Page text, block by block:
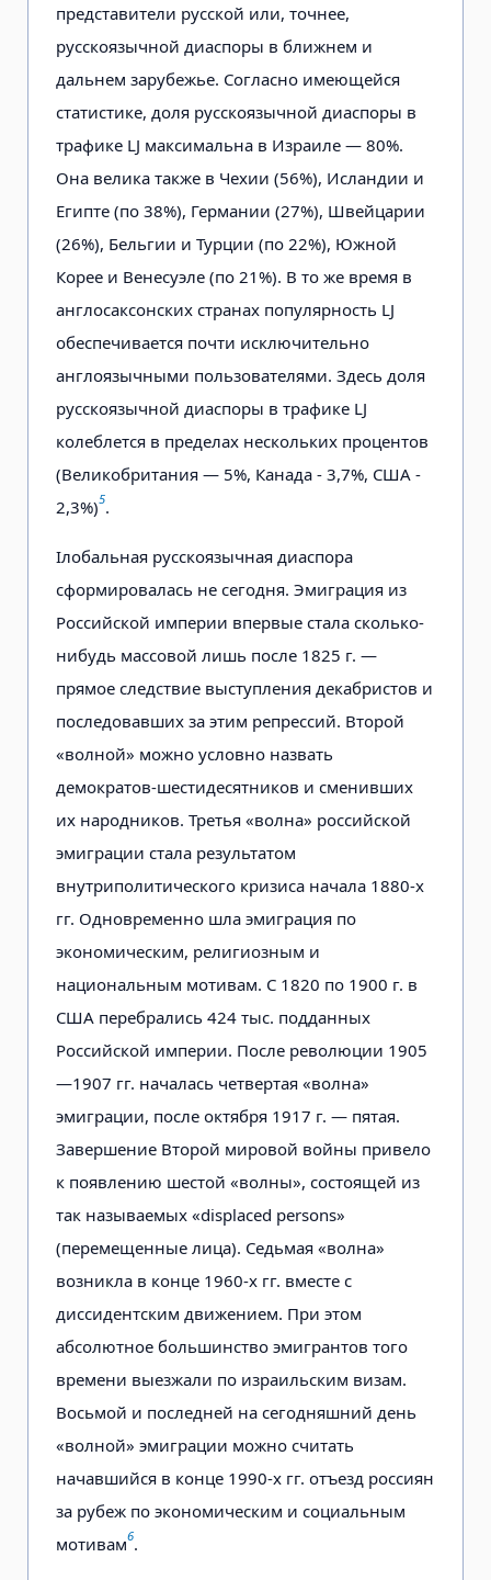
представители русской или, точнее,
русскоязычной диаспоры в ближнем и
дальнем зарубежье. Согласно имеющейся
статистике, доля русскоязычной диаспоры в
трафике LJ максимальна в Израиле — 80%.
Она велика также в Чехии (56%), Исландии и
Египте (по 38%), Германии (27%), Швейцарии
(26%), Бельгии и Турции (по 22%), Южной
Корее и Венесуэле (по 21%). В то же время в
англосаксонских странах популярность LJ
обеспечивается почти исключительно
англоязычными пользователями. Здесь доля
русскоязычной диаспоры в трафике LJ
колеблется в пределах нескольких процентов
(Великобритания — 5%, Канада - 3,7%, США -
2,3%)5.
Ілобальная русскоязычная диаспора
сформировалась не сегодня. Эмиграция из
Российской империи впервые стала сколько-
нибудь массовой лишь после 1825 г. —
прямое следствие выступления декабристов и
последовавших за этим репрессий. Второй
«волной» можно условно назвать
демократов-шестидесятников и сменивших
их народников. Третья «волна» российской
эмиграции стала результатом
внутриполитического кризиса начала 1880-х
гг. Одновременно шла эмиграция по
экономическим, религиозным и
национальным мотивам. С 1820 по 1900 г. в
США перебрались 424 тыс. подданных
Российской империи. После революции 1905
—1907 гг. началась четвертая «волна»
эмиграции, после октября 1917 г. — пятая.
Завершение Второй мировой войны привело
к появлению шестой «волны», состоящей из
так называемых «displaced persons»
(перемещенные лица). Седьмая «волна»
возникла в конце 1960-х гг. вместе с
диссидентским движением. При этом
абсолютное большинство эмигрантов того
времени выезжали по израильским визам.
Восьмой и последней на сегодняшний день
«волной» эмиграции можно считать
начавшийся в конце 1990-х гг. отъезд россиян
за рубеж по экономическим и социальным
мотивам6.